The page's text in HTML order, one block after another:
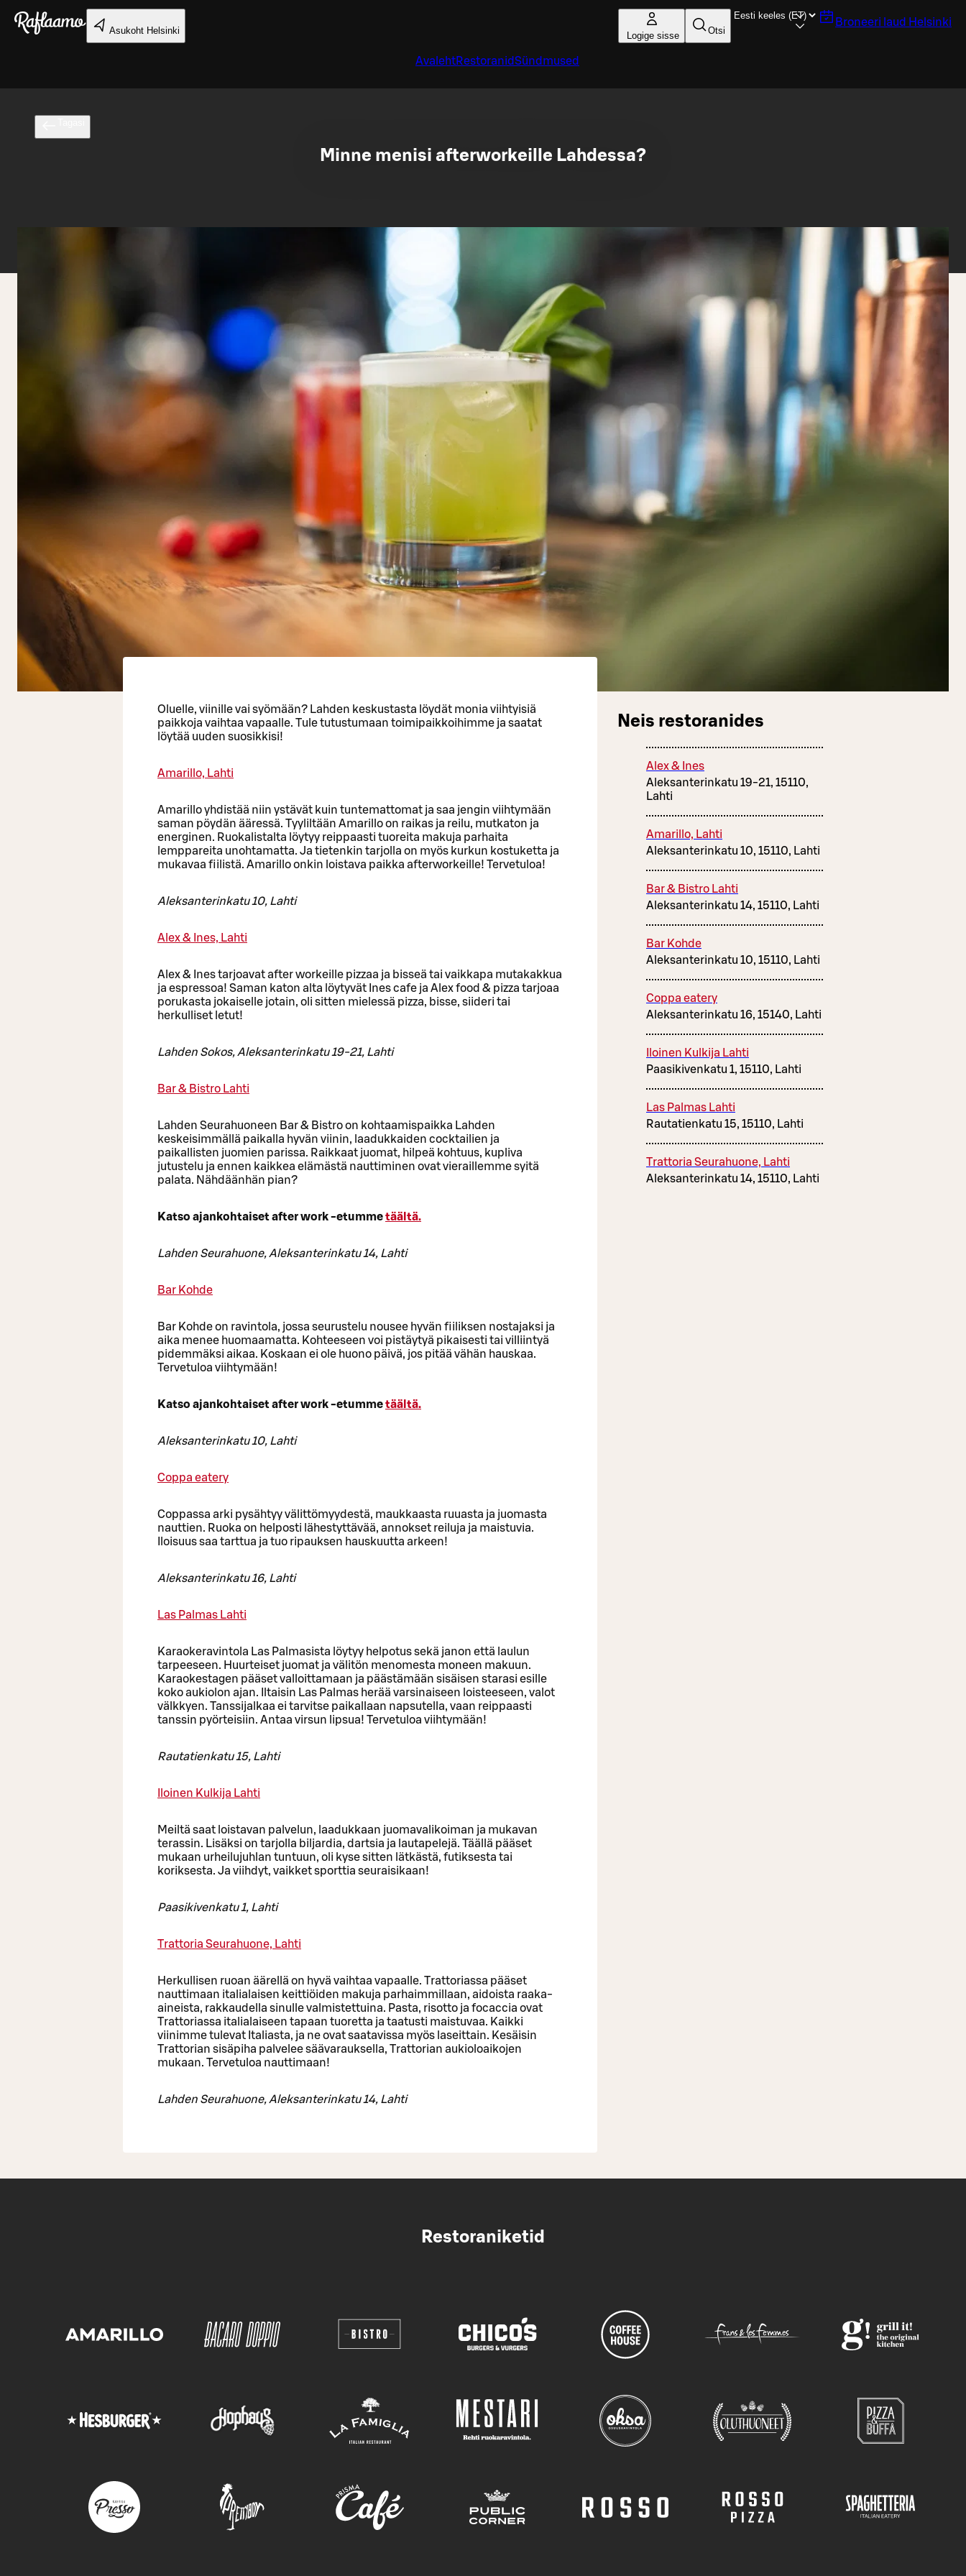
Liigu peamise sisu juurde
Asukoht Helsinki Logige sisse Otsi
Broneeri laud Helsinki
AvalehtRestoranidSündmused
Minne menisi afterworkeille Lahdessa?
Oluelle, viinille vai syömään? Lahden keskustasta löydät monia viihtyisiä
paikkoja vaihtaa vapaalle. Tule tutustumaan toimipaikkoihimme ja saatat
löytää uuden suosikkisi!
Amarillo, Lahti
Amarillo yhdistää niin ystävät kuin tuntemattomat ja saa jengin viihtymään
saman pöydän ääressä. Tyyliltään Amarillo on raikas ja reilu, mutkaton ja
energinen. Ruokalistalta löytyy reippaasti tuoreita makuja parhaita
lemppareita unohtamatta. Ja tietenkin tarjolla on myös kurkun kostuketta ja
mukavaa fiilistä. Amarillo onkin loistava paikka afterworkeille! Tervetuloa!
Aleksanterinkatu 10, Lahti
Alex & Ines, Lahti
Alex & Ines tarjoavat after workeille pizzaa ja bisseä tai vaikkapa mutakakkua
ja espressoa! Saman katon alta löytyvät Ines cafe ja Alex food & pizza tarjoaa
porukasta jokaiselle jotain, oli sitten mielessä pizza, bisse, siideri tai
herkulliset letut!
Lahden Sokos, Aleksanterinkatu 19-21, Lahti
Bar & Bistro Lahti
Lahden Seurahuoneen Bar & Bistro on kohtaamispaikka Lahden
keskeisimmällä paikalla hyvän viinin, laadukkaiden cocktailien ja
paikallisten juomien parissa. Raikkaat juomat, hilpeä kohtuus, kupliva
jutustelu ja ennen kaikkea elämästä nauttiminen ovat vieraillemme syitä
palata. Nähdäänhän pian?
Katso ajankohtaiset after work -etummetäältä.
Lahden Seurahuone, Aleksanterinkatu 14, Lahti
Bar Kohde
Bar Kohde on ravintola, jossa seurustelu nousee hyvän fiiliksen nostajaksi ja
aika menee huomaamatta. Kohteeseen voi pistäytyä pikaisesti tai villiintyä
pidemmäksi aikaa. Koskaan ei ole huono päivä, jos pitää vähän hauskaa.
Tervetuloa viihtymään!
Katso ajankohtaiset after work -etummetäältä.
Aleksanterinkatu 10, Lahti
Coppa eatery
Coppassa arki pysähtyy välittömyydestä, maukkaasta ruuasta ja juomasta
nauttien. Ruoka on helposti lähestyttävää, annokset reiluja ja maistuvia.
Iloisuus saa tarttua ja tuo ripauksen hauskuutta arkeen!
Aleksanterinkatu 16, Lahti
Las Palmas Lahti
Karaokeravintola Las Palmasista löytyy helpotus sekä janon että laulun
tarpeeseen. Huurteiset juomat ja välitön menomesta moneen makuun.
Karaokestagen pääset valloittamaan ja päästämään sisäisen starasi esille
koko aukiolon ajan. Iltaisin Las Palmas herää varsinaiseen loisteeseen, valot
välkkyen. Tanssijalkaa ei tarvitse paikallaan napsutella, vaan reippaasti
tanssin pyörteisiin. Antaa virsun lipsua! Tervetuloa viihtymään!
Rautatienkatu 15, Lahti
Iloinen Kulkija Lahti
Meiltä saat loistavan palvelun, laadukkaan juomavalikoiman ja mukavan
terassin. Lisäksi on tarjolla biljardia, dartsia ja lautapelejä. Täällä pääset
mukaan urheilujuhlan tuntuun, oli kyse sitten lätkästä, futiksesta tai
koriksesta. Ja viihdyt, vaikket sporttia seuraisikaan!
Paasikivenkatu 1, Lahti
Trattoria Seurahuone, Lahti
Herkullisen ruoan äärellä on hyvä vaihtaa vapaalle. Trattoriassa pääset
nauttimaan italialaisen keittiöiden makuja parhaimmillaan, aidoista raaka-
aineista, rakkaudella sinulle valmistettuina. Pasta, risotto ja focaccia ovat
Trattoriassa italialaiseen tapaan tuoretta ja taatusti maistuvaa. Kaikki
viinimme tulevat Italiasta, ja ne ovat saatavissa myös laseittain. Kesäisin
Trattorian sisäpiha palvelee säävarauksella, Trattorian aukioloaikojen
mukaan. Tervetuloa nauttimaan!
Lahden Seurahuone, Aleksanterinkatu 14, Lahti
Neis restoranides
Alex & Ines
Aleksanterinkatu 19-21, 15110,
Lahti
Amarillo, Lahti
Aleksanterinkatu 10, 15110, Lahti
Bar & Bistro Lahti
Aleksanterinkatu 14, 15110, Lahti
Bar Kohde
Aleksanterinkatu 10, 15110, Lahti
Coppa eatery
Aleksanterinkatu 16, 15140, Lahti
Iloinen Kulkija Lahti
Paasikivenkatu 1, 15110, Lahti
Las Palmas Lahti
Rautatienkatu 15, 15110, Lahti
Trattoria Seurahuone, Lahti
Aleksanterinkatu 14, 15110, Lahti
Restoraniketid